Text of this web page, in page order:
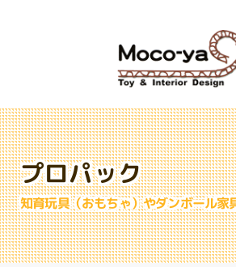
プロパック
知育玩具（おもちゃ）やダンボール家